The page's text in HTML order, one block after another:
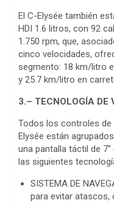
El C-Elysée también
HDI 1.6 litros, con 92
1.750 rpm, que,
cinco velocidades,
segmento: 18 km/litro
y 25.7 km/litro en
3.– TECNOLOGÍA DE
Todos los controles de
Elysée están
una pantalla táctil de
las siguientes
SISTEMA DE
para evitar atascos,